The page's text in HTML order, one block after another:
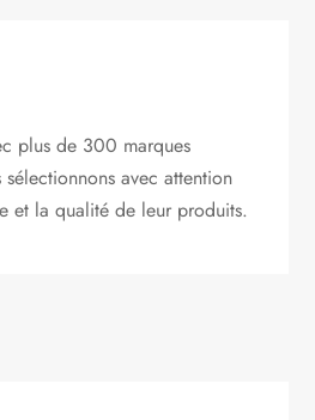
plus de 300 marques
avec attention
et la qualité de leur produits.